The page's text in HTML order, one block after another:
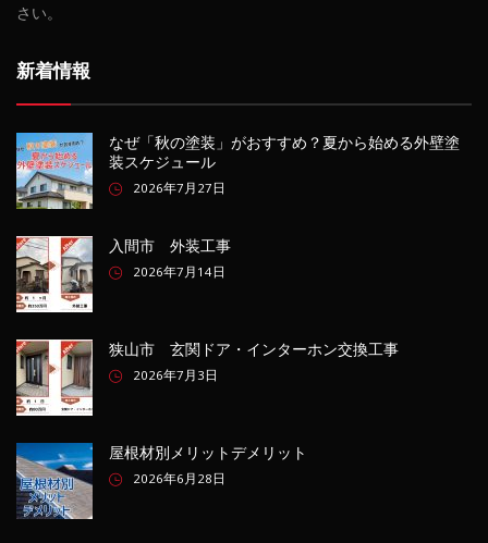
さい。
新着情報
なぜ「秋の塗装」がおすすめ？夏から始める外壁塗
装スケジュール
2026年7月27日
入間市 外装工事
2026年7月14日
狭山市 玄関ドア・インターホン交換工事
2026年7月3日
屋根材別メリットデメリット
2026年6月28日